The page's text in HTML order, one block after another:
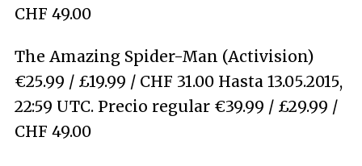
CHF 49.00
The Amazing Spider-Man (Activision)
€25.99 / £19.99 / CHF 31.00 Hasta 13.05.2015,
22:59 UTC. Precio regular €39.99 / £29.99 /
CHF 49.00